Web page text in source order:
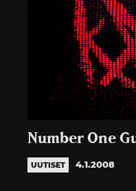
Number One
UUTISET 4.1.2008